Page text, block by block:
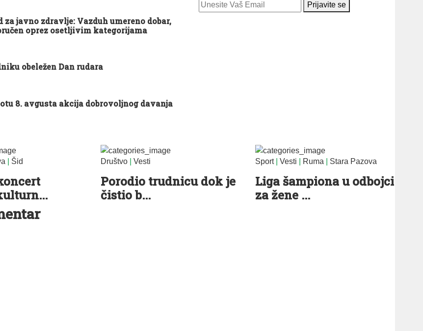
za javno zdravlje: Vazduh umereno dobar,
oprez osetljivim kategorijama
obeležen Dan rudara
8. avgusta akcija dobrovoljnog davanja
Prijavite se
Šid Društvo Vesti
Porodio trudnicu dok je
čistio b...
Sport| Vesti Ruma Stara Pazova
Liga šampiona u odbojci
za žene ...